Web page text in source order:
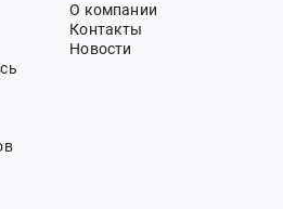
О компании
Контакты
Новости